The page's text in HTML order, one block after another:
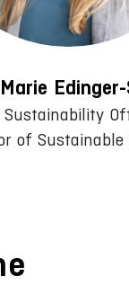
Sustainability
of Sustainable